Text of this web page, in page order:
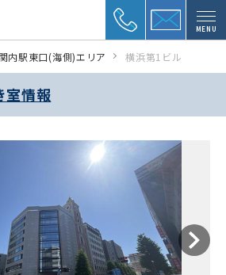
MENU
内駅東口(海側)エリア 横浜第1ビル
室情報